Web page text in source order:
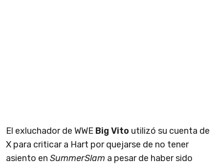
El exluchador de WWE Big Vito utilizó su cuenta de
X para criticar a Hart por quejarse de no tener
asiento en SummerSlam a pesar de haber sido